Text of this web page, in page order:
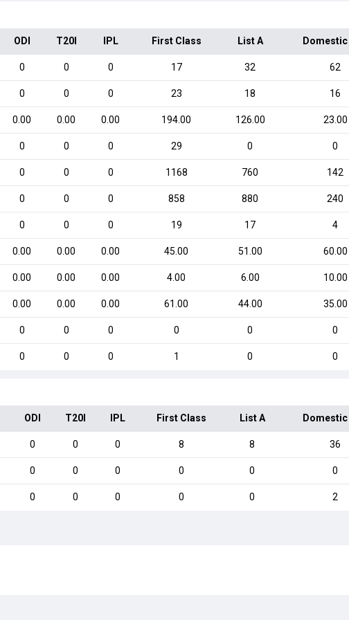
ODI T20I IPL First Class List A
0 0 0 17 32 62
0 0 0 23 18 16
0.00 0.00 0.00 194.00 126.00 23.00
0 0 0 29 0 0
0 0 0 1168 760 142
0 0 0 858 880 240
0 0 0 19 17 4
0.00 0.00 0.00 45.00 51.00 60.00
0.00 0.00 0.00 4.00 6.00 10.00
0.00 0.00 0.00 61.00 44.00 35.00
0 0 0 0 0 0
0 0 0 1 0 0
ODI T20I IPL First Class List A
0 0 0 8 8 36
0 0 0 0 0 0
0 0 0 0 0 2